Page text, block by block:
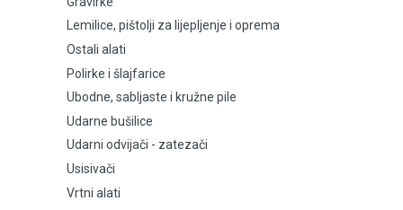
Ostali alati
Polirke i šlajfarice
Ubodne, sabljaste i kružne pile
Udarni odvijači - zatezači
Lemilice, pištolji za lijepljenje i oprema
Ostali alati
Polirke i šlajfarice
Ubodne, sabljaste i kružne pile
Udarne bušilice
Udarni odvijači - zatezači
Usisivači
Vrtni alati